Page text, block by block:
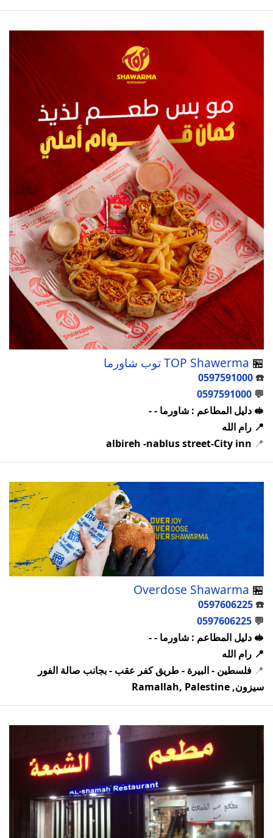
🏪 TOP Shawerma توب شاورما
☎️
0597591000
💬
0597591000
🥪 دليل المطاعم : شاورما - -
📍 رام الله
📍
albireh -nablus street-City inn
🏪
Overdose Shawarma
☎️
0597606225
💬
0597606225
🥪 دليل المطاعم : شاورما - -
📍 رام الله
📍 فلسطين - البيرة - طريق كفر عقب - بجانب صالة الفور
سيزون, Ramallah, Palestine